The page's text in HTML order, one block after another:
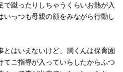
で蹴ったりしちゃうくらいお熱が入
いっつも母親の顔をみながら行動し
とはいえないけど、潤くんは保育園
てご指導が入っていらしたからふつ